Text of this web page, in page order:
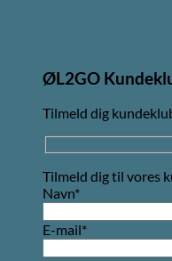
ØL2GO
Tilmeld dig
Tilmeld dig til vores
Navn*
E-mail*